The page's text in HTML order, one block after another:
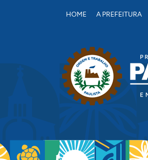
HOME A PREFEITURA